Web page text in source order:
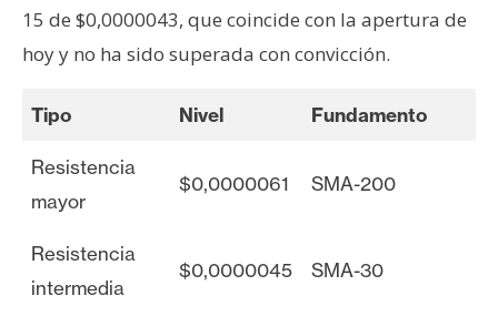
15 de $0,0000043, que coincide con la apertura de
hoy y no ha sido superada con convicción.
Tipo Nivel Fundamento
Resistencia
mayor
$0,0000061 SMA-200
Resistencia
intermedia
$0,0000045 SMA-30